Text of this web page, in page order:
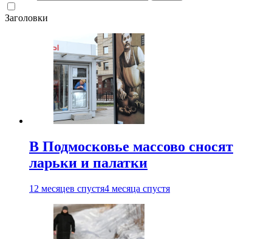
Заголовки
В Подмосковье массово сносят
ларьки и палатки
12 месяцев спустя4 месяца спустя